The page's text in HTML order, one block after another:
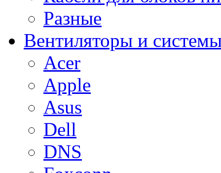
Разные
Вентиляторы и
Acer
Apple
Asus
Dell
DNS